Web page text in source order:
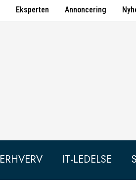
Eksperten Annoncering
ERHVERV IT-LEDELSE